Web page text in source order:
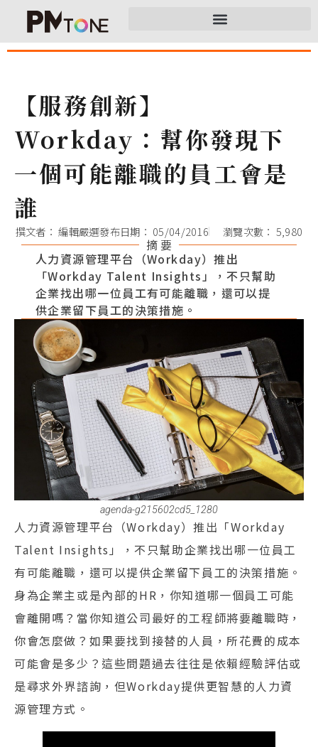
【服務創新】
Workday：幫你發現下
一個可能離職的員工會是
誰
撰文者： 編輯嚴選發布日期： 05/04/2016 瀏覽次數： 5,980
摘 要
人力資源管理平台（Workday）推出
「Workday Talent Insights」，不只幫助
企業找出哪一位員工有可能離職，還可以提
供企業留下員工的決策措施。
agenda-g215602cd5_1280
人力資源管理平台（Workday）推出「Workday
Talent Insights」，不只幫助企業找出哪一位員工
有可能離職，還可以提供企業留下員工的決策措施。
身為企業主或是內部的HR，你知道哪一個員工可能
會離開嗎？當你知道公司最好的工程師將要離職時，
你會怎麼做？如果要找到接替的人員，所花費的成本
可能會是多少？這些問題過去往往是依賴經驗評估或
是尋求外界諮詢，但Workday提供更智慧的人力資
源管理方式。